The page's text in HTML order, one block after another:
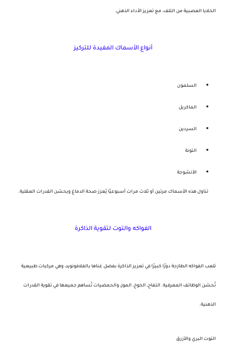
الخلايا العصبية من التلف، مع تعزيز الأداء الذهني.
أنواع الأسماك المفيدة للتركيز
السلمون
الماكريل
السردين
التونة
الأنشوجة
تناول هذه الأسماك مرتين أو ثلاث مرات أسبوعيًا يُعزز صحة الدماغ ويحسّن القدرات العقلية.
الفواكه والتوت لتقوية الذاكرة
تلعب الفواكه الطازجة دورًا كبيرًا في تعزيز الذاكرة بفضل غناها بـالفلافونويد، وهي مركبات طبيعية
تُحسّن الوظائف المعرفية. التفاح، الخوخ، الموز، والحمضيات تُساهم جميعها في تقوية القدرات
الذهنية.
التوت البري والأزرق